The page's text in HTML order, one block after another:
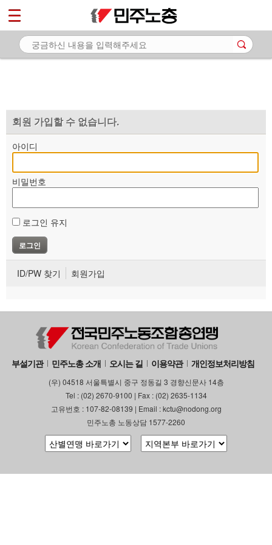
회원 가입할 수 없습니다.
아이디
비밀번호
로그인 유지
ID/PW 찾기 회원가입
부설기관 민주노총 소개 오시는 길 이용약관 개인정보처리방침
(우) 04518 서울특별시 중구 정동길 3 경향신문사 14층
Tel : (02) 2670-9100 | Fax : (02) 2635-1134
고유번호 : 107-82-08139 | Email : kctu@nodong.org
민주노총 노동상담 1577-2260
마이페이지
소개
자료
부설기관